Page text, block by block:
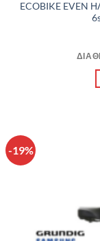
ECOBIKE EVEN
-19%